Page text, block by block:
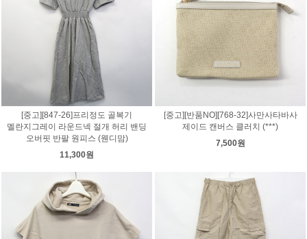
[중고][847-26]프리정도 골복기
멜란지그레이 라운드넥 절개 허리 밴딩
오버핏 반팔 원피스 (웬디맘)
11,300원
[중고][반품NO][768-32]사만사타바사
제이드 캔버스 클러치 (***)
7,500원